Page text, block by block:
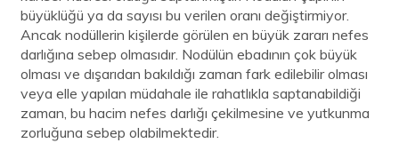
büyüklüğü ya da sayısı bu verilen oranı değiştirmiyor.
Ancak nodüllerin kişilerde görülen en büyük zararı nefes
darlığına sebep olmasıdır. Nodülün ebadının çok büyük
olması ve dışarıdan bakıldığı zaman fark edilebilir olması
veya elle yapılan müdahale ile rahatlıkla saptanabildiği
zaman, bu hacim nefes darlığı çekilmesine ve yutkunma
zorluğuna sebep olabilmektedir.